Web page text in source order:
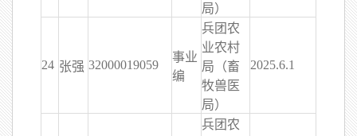
局）
24 张强 32000019059
事业
编
兵团农
业农村
局（畜
牧兽医
局）
2025.6.1
兵团农